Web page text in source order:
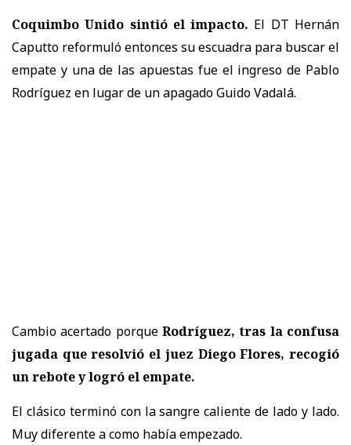
Coquimbo Unido sintió el impacto. El DT Hernán
Caputto reformuló entonces su escuadra para buscar el
empate y una de las apuestas fue el ingreso de Pablo
Rodríguez en lugar de un apagado Guido Vadalá.
Cambio acertado porque Rodríguez, tras la confusa
jugada que resolvió el juez Diego Flores, recogió
un rebote y logró el empate.
El clásico terminó con la sangre caliente de lado y lado.
Muy diferente a como había empezado.